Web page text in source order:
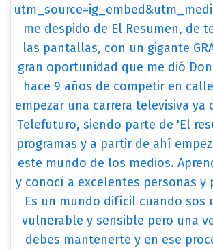
me despido de El Resumen, de
las pantallas, con un gigante
gran oportunidad que me dió Don
hace 9 años de competir en
empezar una carrera televisiva ya
Telefuturo, siendo parte de 'El
programas y a partir de ahí
este mundo de los medios.
y conocí a excelentes personas y
Es un mundo difícil cuando sos
vulnerable y sensible pero una
debes mantenerte y en ese